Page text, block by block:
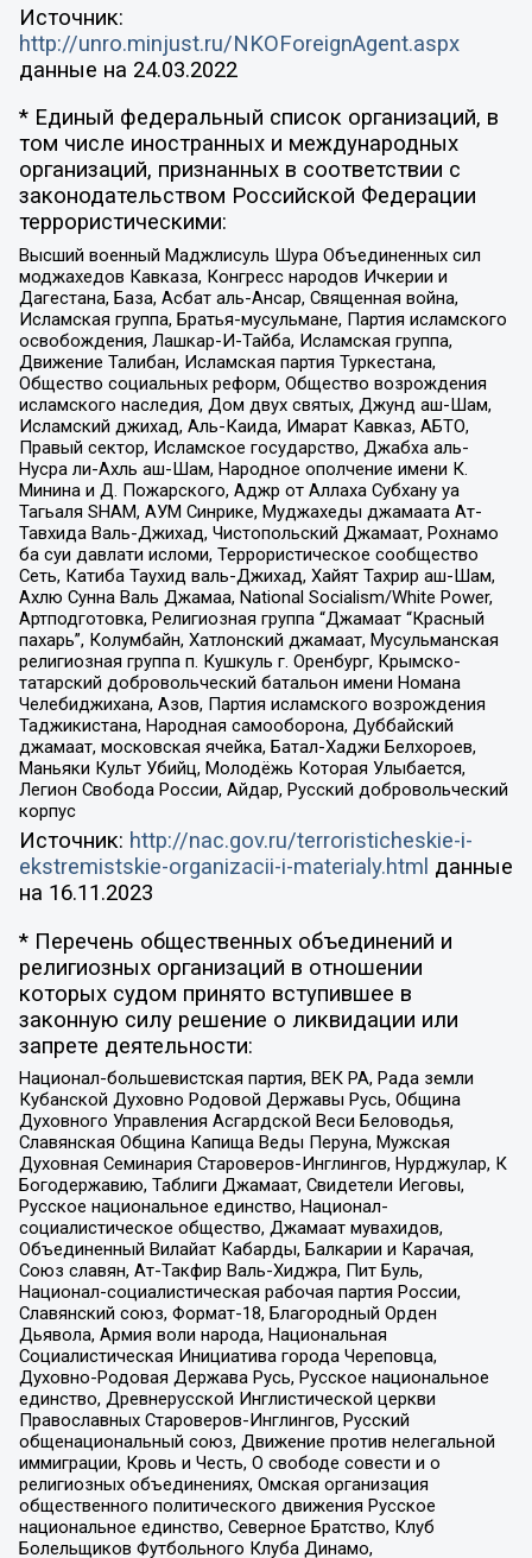
Источник:
http://unro.minjust.ru/NKOForeignAgent.aspx
данные на 24.03.2022
* Единый федеральный список организаций, в
том числе иностранных и международных
организаций, признанных в соответствии с
законодательством Российской Федерации
террористическими:
Высший военный Маджлисуль Шура Объединенных сил
моджахедов Кавказа, Конгресс народов Ичкерии и
Дагестана, База, Асбат аль-Ансар, Священная война,
Исламская группа, Братья-мусульмане, Партия исламского
освобождения, Лашкар-И-Тайба, Исламская группа,
Движение Талибан, Исламская партия Туркестана,
Общество социальных реформ, Общество возрождения
исламского наследия, Дом двух святых, Джунд аш-Шам,
Исламский джихад, Аль-Каида, Имарат Кавказ, АБТО,
Правый сектор, Исламское государство, Джабха аль-
Нусра ли-Ахль аш-Шам, Народное ополчение имени К.
Минина и Д. Пожарского, Аджр от Аллаха Субхану уа
Тагьаля SHAM, АУМ Синрике, Муджахеды джамаата Ат-
Тавхида Валь-Джихад, Чистопольский Джамаат, Рохнамо
ба суи давлати исломи, Террористическое сообщество
Сеть, Катиба Таухид валь-Джихад, Хайят Тахрир аш-Шам,
Ахлю Сунна Валь Джамаа, National Socialism/White Power,
Артподготовка, Религиозная группа “Джамаат “Красный
пахарь”, Колумбайн, Хатлонский джамаат, Мусульманская
религиозная группа п. Кушкуль г. Оренбург, Крымско-
татарский добровольческий батальон имени Номана
Челебиджихана, Азов, Партия исламского возрождения
Таджикистана, Народная самооборона, Дуббайский
джамаат, московская ячейка, Батал-Хаджи Белхороев,
Маньяки Культ Убийц, Молодёжь Которая Улыбается,
Легион Свобода России, Айдар, Русский добровольческий
корпус
Источник: http://nac.gov.ru/terroristicheskie-i-
ekstremistskie-organizacii-i-materialy.html данные
на 16.11.2023
* Перечень общественных объединений и
религиозных организаций в отношении
которых судом принято вступившее в
законную силу решение о ликвидации или
запрете деятельности:
Национал-большевистская партия, ВЕК РА, Рада земли
Кубанской Духовно Родовой Державы Русь, Община
Духовного Управления Асгардской Веси Беловодья,
Славянская Община Капища Веды Перуна, Мужская
Духовная Семинария Староверов-Инглингов, Нурджулар, К
Богодержавию, Таблиги Джамаат, Свидетели Иеговы,
Русское национальное единство, Национал-
социалистическое общество, Джамаат мувахидов,
Объединенный Вилайат Кабарды, Балкарии и Карачая,
Союз славян, Ат-Такфир Валь-Хиджра, Пит Буль,
Национал-социалистическая рабочая партия России,
Славянский союз, Формат-18, Благородный Орден
Дьявола, Армия воли народа, Национальная
Социалистическая Инициатива города Череповца,
Духовно-Родовая Держава Русь, Русское национальное
единство, Древнерусской Инглистической церкви
Православных Староверов-Инглингов, Русский
общенациональный союз, Движение против нелегальной
иммиграции, Кровь и Честь, О свободе совести и о
религиозных объединениях, Омская организация
общественного политического движения Русское
национальное единство, Северное Братство, Клуб
Болельщиков Футбольного Клуба Динамо,